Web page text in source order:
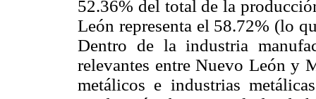
52.36% del total de la
León representa el 58.72% (lo
Dentro de la industria
relevantes entre Nuevo León y
metálicos e industrias